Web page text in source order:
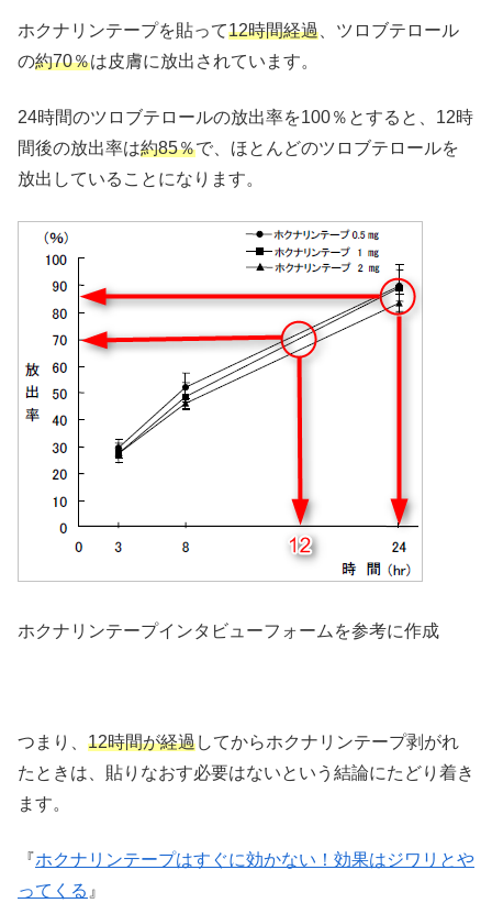
ホクナリンテープを貼って12時間経過 、ツロブテロール
の約70％は皮膚に放出されています。
24時間のツロブテロールの放出率を100％とすると、12時
間後の放出率は約85％で、ほとんどのツロブテロールを
放出していることになります。
ホクナリンテープインタビューフォームを参考に作成
つまり、 12時間が経過してからホクナリンテープ剥がれ
たときは、貼りなおす必要はないという結論にたどり着き
ます。
『ホクナリンテープはすぐに効かない！効果はジワリとや
ってくる 』